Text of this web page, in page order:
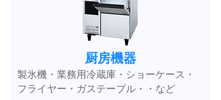
厨房機器
製氷機・業務用冷蔵庫・ショーケース・
フライヤー・ガステーブル・・など